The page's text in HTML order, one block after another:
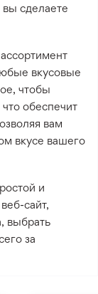
сделаете
вкусовые
чтобы
обеспечит
вам
вкусе вашего
и
сайт,
выбрать
за